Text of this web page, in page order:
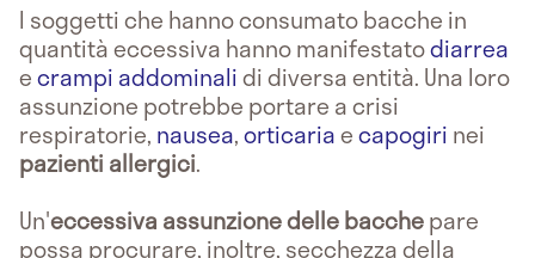
I soggetti che hanno consumato bacche in
quantità eccessiva hanno manifestatodiarrea
ecrampi addominalidi diversa entità. Una loro
assunzione potrebbe portare a crisi
respiratorie, nausea,orticariaecapogiri nei
pazienti allergici.
Un'eccessiva assunzionedelle bacchepare
possa procurare, inoltre, secchezza della